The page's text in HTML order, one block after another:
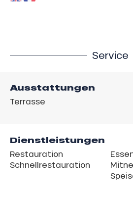
Service
Ausstattungen
Terrasse
Dienstleistungen
Restauration
Schnellrestauration